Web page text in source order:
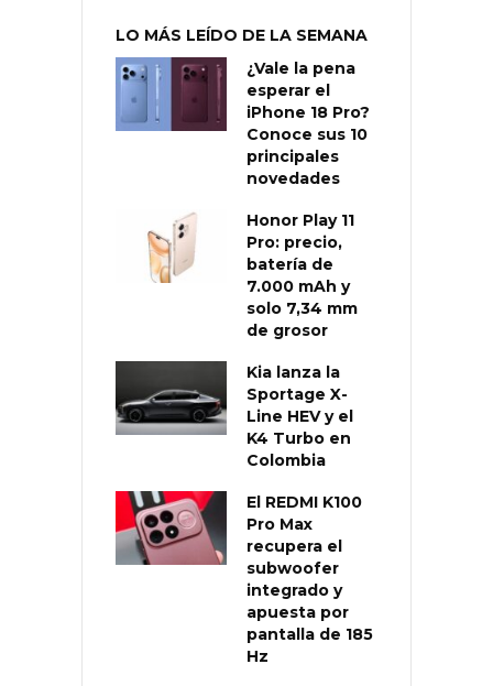
LO MÁS LEÍDO DE LA SEMANA
¿Vale la pena
esperar el
iPhone 18 Pro?
Conoce sus 10
principales
novedades
Honor Play 11
Pro: precio,
batería de
7.000 mAh y
solo 7,34 mm
de grosor
Kia lanza la
Sportage X-
Line HEV y el
K4 Turbo en
Colombia
El REDMI K100
Pro Max
recupera el
subwoofer
integrado y
apuesta por
pantalla de 185
Hz